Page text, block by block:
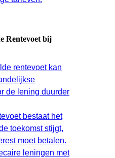
Rentevoet bij
rentevoet kan
de lening duurder
bestaat het
toekomst stijgt,
moet betalen.
leningen met